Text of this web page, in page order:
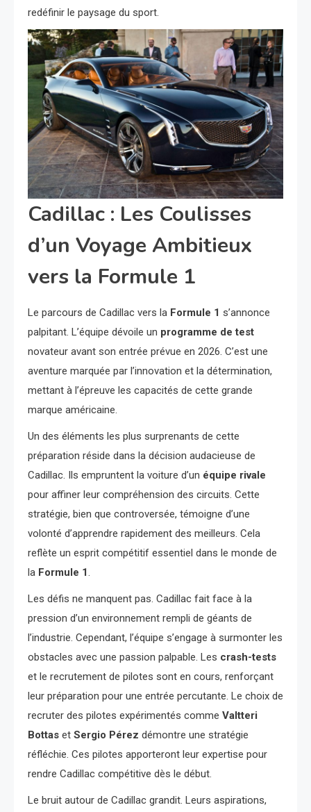
redéfinir le paysage du sport.
Cadillac : Les Coulisses
d’un Voyage Ambitieux
vers la Formule 1
Le parcours de Cadillac vers la Formule 1 s’annonce
palpitant. L’équipe dévoile un programme de test
novateur avant son entrée prévue en 2026. C’est une
aventure marquée par l’innovation et la détermination,
mettant à l’épreuve les capacités de cette grande
marque américaine.
Un des éléments les plus surprenants de cette
préparation réside dans la décision audacieuse de
Cadillac. Ils empruntent la voiture d’un équipe rivale
pour affiner leur compréhension des circuits. Cette
stratégie, bien que controversée, témoigne d’une
volonté d’apprendre rapidement des meilleurs. Cela
reflète un esprit compétitif essentiel dans le monde de
la Formule 1.
Les défis ne manquent pas. Cadillac fait face à la
pression d’un environnement rempli de géants de
l’industrie. Cependant, l’équipe s’engage à surmonter les
obstacles avec une passion palpable. Les crash-tests
et le recrutement de pilotes sont en cours, renforçant
leur préparation pour une entrée percutante. Le choix de
recruter des pilotes expérimentés comme Valtteri
Bottas et Sergio Pérez démontre une stratégie
réfléchie. Ces pilotes apporteront leur expertise pour
rendre Cadillac compétitive dès le début.
Le bruit autour de Cadillac grandit. Leurs aspirations,